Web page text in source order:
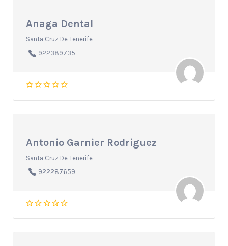
Anaga Dental
Santa Cruz De Tenerife
922389735
Antonio Garnier Rodriguez
Santa Cruz De Tenerife
922287659